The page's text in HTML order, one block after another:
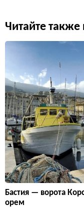
Читайте
Бастия — ворота
орем